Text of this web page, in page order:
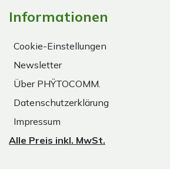
Informationen
Cookie-Einstellungen
Newsletter
Über PHŸTOCOMM.
Datenschutzerklärung
Impressum
Alle Preis inkl. MwSt.